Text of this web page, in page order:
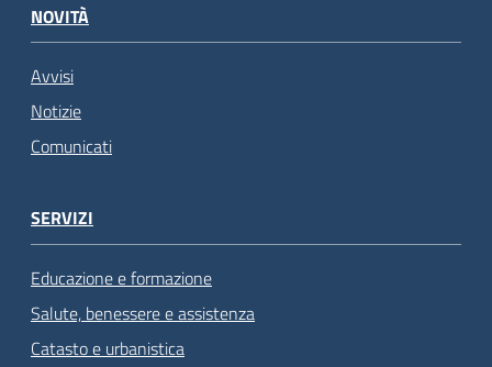
NOVITÀ
Avvisi
Notizie
Comunicati
SERVIZI
Educazione e formazione
Salute, benessere e assistenza
Catasto e urbanistica